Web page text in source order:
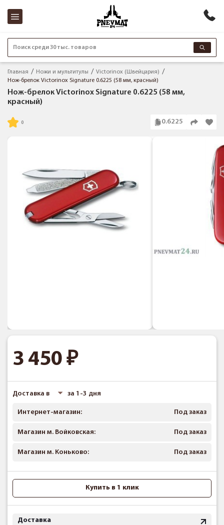
Поиск среди 30 тыс. товаров
Главная Ножи и мультитулы
Victorinox (Швейцария)
Нож-брелок Victorinox Signature 0.6225 (58 мм, красный)
Нож-брелок Victorinox Signature 0.6225 (58 мм,
красный)
0.6225
3 450
Доставка в за 1-3 дня
Интернет-магазин: Под заказ
Магазин м. Войковская: Под заказ
Магазин м. Коньково: Под заказ
Купить в 1 клик
Доставка